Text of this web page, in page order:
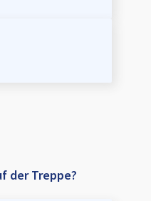
der Treppe?